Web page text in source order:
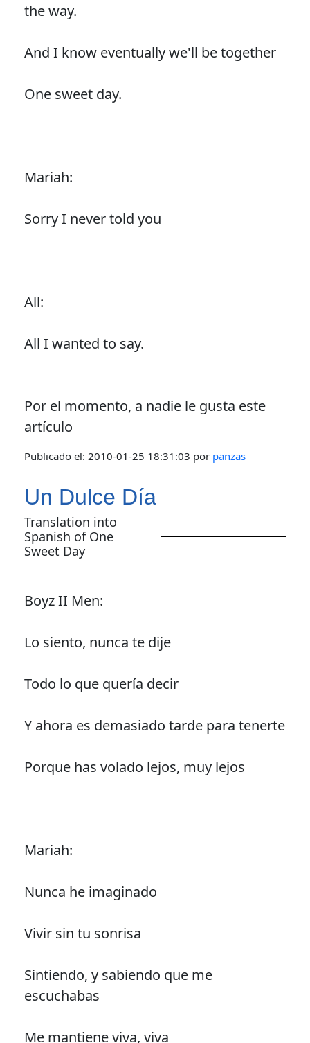
the way.
And I know eventually we'll be together
One sweet day.
Mariah:
Sorry I never told you
All:
All I wanted to say.
Por el momento, a nadie le gusta este
artículo
Publicado el: 2010-01-25 18:31:03 por panzas
Un Dulce Día
Translation into
Spanish of One
Sweet Day
Boyz II Men:
Lo siento, nunca te dije
Todo lo que quería decir
Y ahora es demasiado tarde para tenerte
Porque has volado lejos, muy lejos
Mariah:
Nunca he imaginado
Vivir sin tu sonrisa
Sintiendo, y sabiendo que me
escuchabas
Me mantiene viva, viva